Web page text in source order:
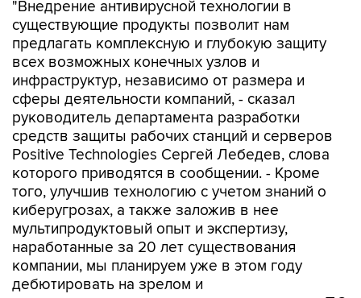
предлагать комплексную и глубокую защиту
всех возможных конечных узлов и
инфраструктур, независимо от размера и
сферы деятельности компаний, - сказал
руководитель департамента разработки
средств защиты рабочих станций и серверов
Positive Technologies Сергей Лебедев, слова
которого приводятся в сообщении. - Кроме
того, улучшив технологию с учетом знаний о
киберугрозах, а также заложив в нее
мультипродуктовый опыт и экспертизу,
наработанные за 20 лет существования
компании, мы планируем уже в этом году
дебютировать на зрелом и
высококонкурентном рынке антивирусного ПО
с собственным решением".